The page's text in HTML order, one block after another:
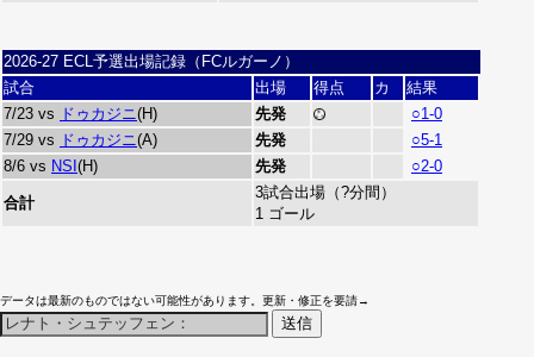
2026-27 ECL予選出場記録（FCルガーノ）
試合
出場 得点 カ
結果
7/23 vs ドゥカジニ(H) 先発
○1-0
7/29 vs ドゥカジニ(A) 先発
○5-1
8/6 vs NSI (H) 先発 ○2-0
合計
3試合出場（?分間）
1 ゴール
データは最新のものではない可能性があります。更新・修正を要請→